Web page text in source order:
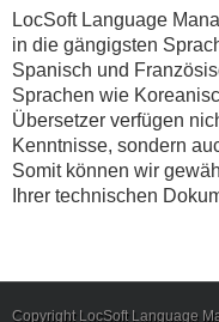
LocSoft Language
in die gängigsten
Spanisch und
Sprachen wie
Übersetzer verfügen
Kenntnisse, sondern
Somit können wir
Ihrer technischen
Copyright LocSoft Language